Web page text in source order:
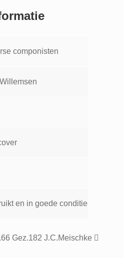
componisten
en in goede conditie
Gez.182 J.C.Meischke